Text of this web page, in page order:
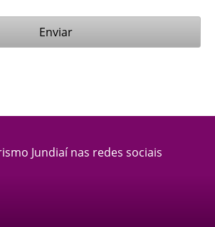
Jundiaí nas redes sociais